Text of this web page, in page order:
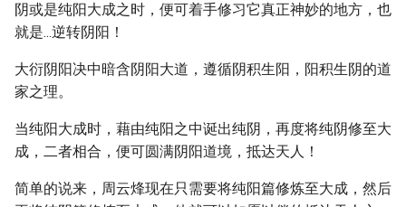
阴或是纯阳大成之时，便可着手修习它真正神妙的地方，也
就是...逆转阴阳！
大衍阴阳决中暗含阴阳大道，遵循阴积生阳，阳积生阴的道
家之理。
当纯阳大成时，藉由纯阳之中诞出纯阴，再度将纯阴修至大
成，二者相合，便可圆满阴阳道境，抵达天人！
简单的说来，周云烽现在只需要将纯阳篇修炼至大成，然后